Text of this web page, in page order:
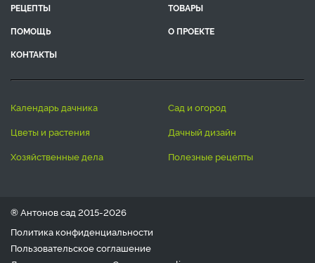
РЕЦЕПТЫ
ТОВАРЫ
ПОМОЩЬ
О ПРОЕКТЕ
КОНТАКТЫ
календарь дачника
сад и огород
цветы и растения
дачный дизайн
хозяйственные дела
полезные рецепты
® Антонов сад 2015-2026
Политика конфиденциальности
Пользовательское соглашение